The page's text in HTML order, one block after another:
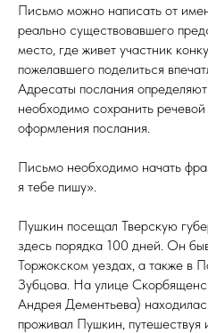
Письмо можно написать от
реально существовавшего
место, где живет участник
пожелавшего поделиться
Адресаты послания
необходимо сохранить
оформления послания.
Письмо необходимо начать
я тебе пишу».
Пушкин посещал Тверскую
здесь порядка 100 дней. Он
Торжокском уездах, а также в
Зубцова. На улице
Андрея Дементьева)
проживал Пушкин,